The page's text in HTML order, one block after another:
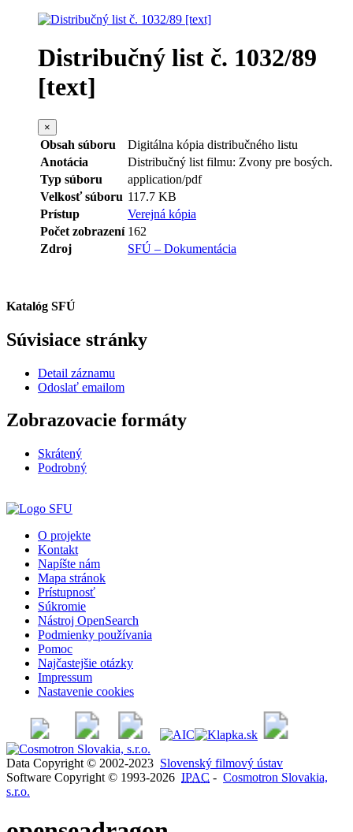
Distribučný list č. 1032/89
[text]
×
Obsah súboru
Digitálna kópia distribučného listu
Anotácia
Distribučný list filmu: Zvony pre bosých.
Typ súboru
application/pdf
Velkosť súboru 117.7 KB
Prístup
Verejná kópia
Počet zobrazení 162
Zdroj
SFÚ – Dokumentácia
Katalóg SFÚ
Súvisiace stránky
Detail záznamu
Odoslať emailom
Zobrazovacie formáty
Skrátený
Podrobný
O projekte
Kontakt
Napíšte nám
Mapa stránok
Prístupnosť
Súkromie
Nástroj OpenSearch
Podmienky používania
Pomoc
Najčastejšie otázky
Impressum
Nastavenie cookies
Data Copyright © 2002-2023 Slovenský filmový ústav
Software Copyright © 1993-2026 IPAC - Cosmotron Slovakia,
s.r.o.